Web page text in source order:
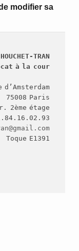
modifier sa
TRAN
à la cour
d’Amsterdam
75008 Paris
2ème étage
Toque E1391